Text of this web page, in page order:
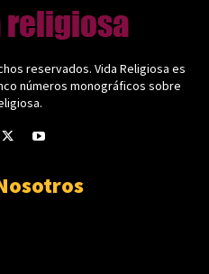
reservados. Vida Religiosa es
números monográficos sobre